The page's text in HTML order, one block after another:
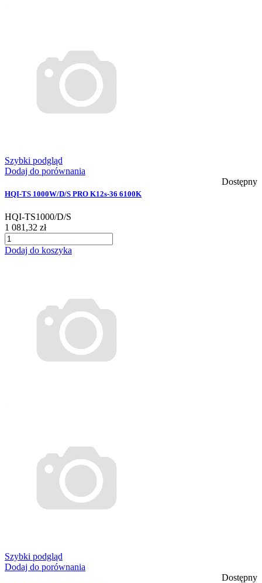
Szybki podgląd
Dodaj do porównania
Dostępny
HQI-TS 1000W/D/S PRO K12s-36 6100K
HQI-TS1000/D/S
1 081,32 zł
Dodaj do koszyka
Szybki podgląd
Dodaj do porównania
Dostępny